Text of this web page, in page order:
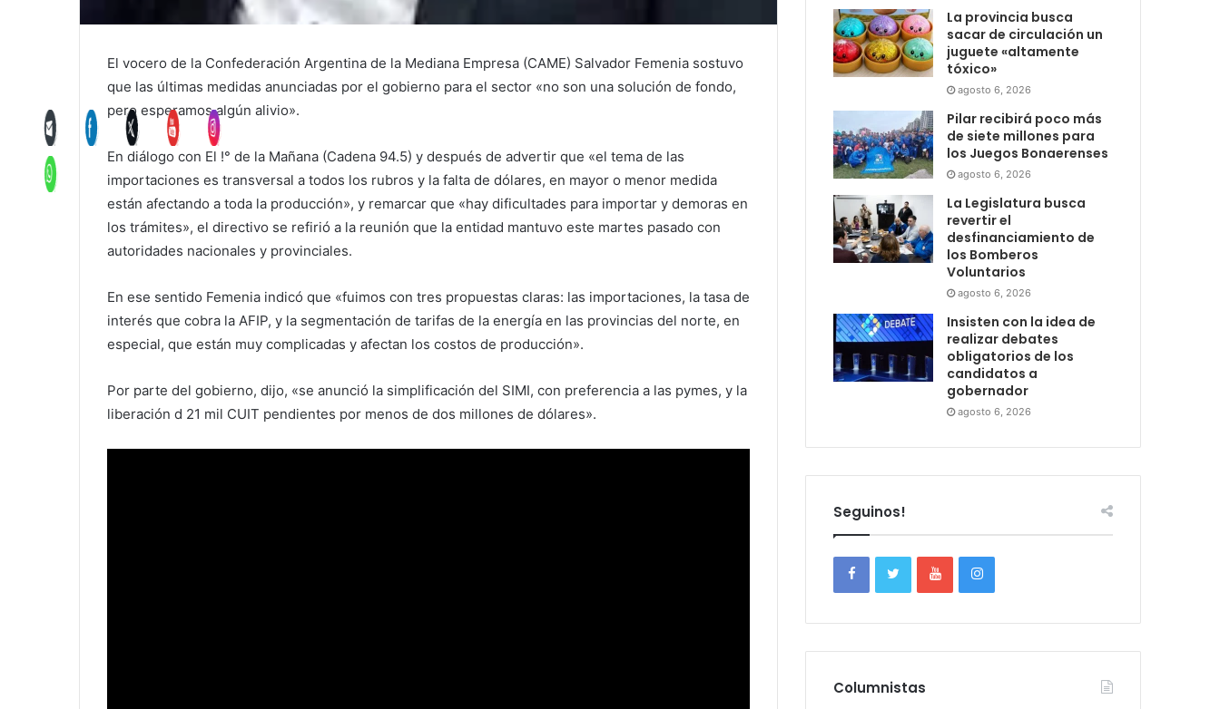
El vocero de la Confederación Argentina de la Mediana Empresa (CAME) Salvador Femenia sostuvo
que las últimas medidas anunciadas por el gobierno para el sector «no son una solución de fondo,
pero esperamos algún alivio».
En diálogo con El !° de la Mañana (Cadena 94.5) y después de advertir que «el tema de las
importaciones es transversal a todos los rubros y la falta de dólares, en mayor o menor medida
están afectando a toda la producción», y remarcar que «hay dificultades para importar y demoras en
los trámites», el directivo se refirió a la reunión que la entidad mantuvo este martes pasado con
autoridades nacionales y provinciales.
En ese sentido Femenia indicó que «fuimos con tres propuestas claras: las importaciones, la tasa de
interés que cobra la AFIP, y la segmentación de tarifas de la energía en las provincias del norte, en
especial, que están muy complicadas y afectan los costos de producción».
Por parte del gobierno, dijo, «se anunció la simplificación del SIMI, con preferencia a las pymes, y la
liberación d 21 mil CUIT pendientes por menos de dos millones de dólares».
La provincia busca
sacar de circulación un
juguete «altamente
tóxico»
agosto 6, 2026
Pilar recibirá poco más
de siete millones para
los Juegos Bonaerenses
agosto 6, 2026
La Legislatura busca
revertir el
desfinanciamiento de
los Bomberos
Voluntarios
agosto 6, 2026
Insisten con la idea de
realizar debates
obligatorios de los
candidatos a
gobernador
agosto 6, 2026
Seguinos!
Columnistas